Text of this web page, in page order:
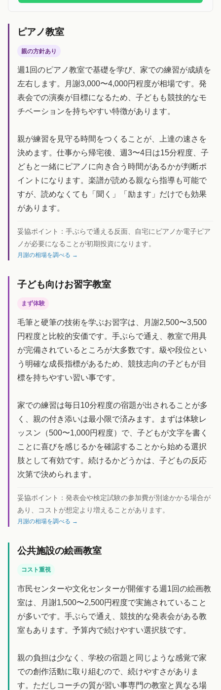
ピアノ教室
親の方針あり
週1回のピアノ教室で基礎を学び、家での練習が成績を
左右します。月謝3,000〜4,000円程度が相場です。発
表会での演奏が目標になるため、子どもも競技的なモ
チベーションを持ちやすい特徴があります。
親が練習を見守る時間をつくることが、上達の速さを
決めます。仕事から帰宅後、週3〜4日は15分程度、子
どもと一緒にピアノに向き合う時間があるかが判断ポ
イントになります。楽譜が読める親なら指導も可能で
すが、読めなくても「聞く」「励ます」だけでも効果
があります。
妥協ポイント： 手ぶらで通える反面、自宅にピアノか電子ピア
ノが必要になることが初期投資になります。
月謝の相場を調べる →
子ども向けお習字教室
まず体験
毛筆と硬筆の技術を学ぶお習字は、月謝2,500〜3,500
円程度と比較的安価です。手ぶらで通え、教室で用具
が完備されているところが大多数です。級や段位とい
う明確な成長指標があるため、競技志向の子どもが目
標を持ちやすい習い事です。
家での練習は毎日10分程度の宿題が出されることが多
く、親の付き添いは最小限で済みます。まずは体験レ
ッスン（500〜1,000円程度）で、子どもが文字を書く
ことに喜びを感じるかを確認することから始める選択
肢として有効です。続けるかどうかは、子どもの反応
次第で決められます。
妥協ポイント： 発表会や検定試験の参加費が別途かかる場合が
あり、コストが想定より増えることがあります。
月謝の相場を調べる →
公共施設の絵画教室
コスト重視
市民センターや文化センターが開催する週1回の絵画教
室は、月謝1,500〜2,500円程度で実施されていること
が多いです。手ぶらで通え、競技的な発表会がある教
室もあります。予算内で続けやすい選択肢です。
親の負担は少なく、学校の宿題と同じような感覚で家
での創作活動に取り組むので、続けやすさがありま
す。ただしコーチの質が習い事専門の教室と異なる場